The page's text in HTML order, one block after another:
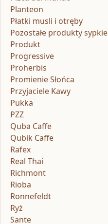
Planteon
Płatki musli i otręby
Pozostałe produkty sypkie
Produkt
Progressive
Proherbis
Promienie Słońca
Przyjaciele Kawy
Pukka
PZZ
Quba Caffe
Qubik Caffe
Rafex
Real Thai
Richmont
Rioba
Ronnefeldt
Ryż
Sante